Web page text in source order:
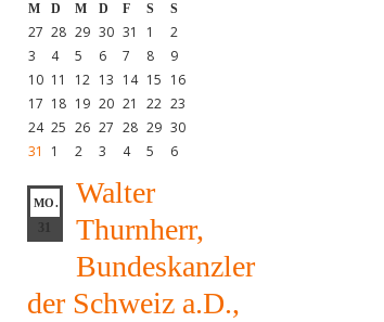
M D M D F S S
27 28 29 30 31 1
2
3
4 5 6 7 8
9
10 11 12 13 14 15 16
17 18 19 20 21 22 23
24 25 26 27 28 29 30
31
1 2 3 4 5 6
MO.
Walter
Thurnherr,
Bundeskanzler
der Schweiz a.D.,